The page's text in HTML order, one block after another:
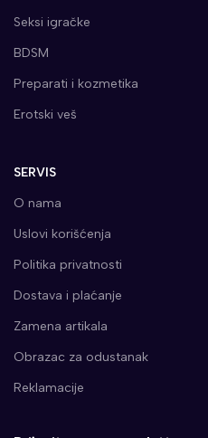
Seksi igračke
BDSM
Preparati i kozmetika
Erotski veš
SERVIS
O nama
Uslovi korišćenja
Politika privatnosti
Dostava i plaćanje
Zamena artikala
Obrazac za odustanak
Reklamacije